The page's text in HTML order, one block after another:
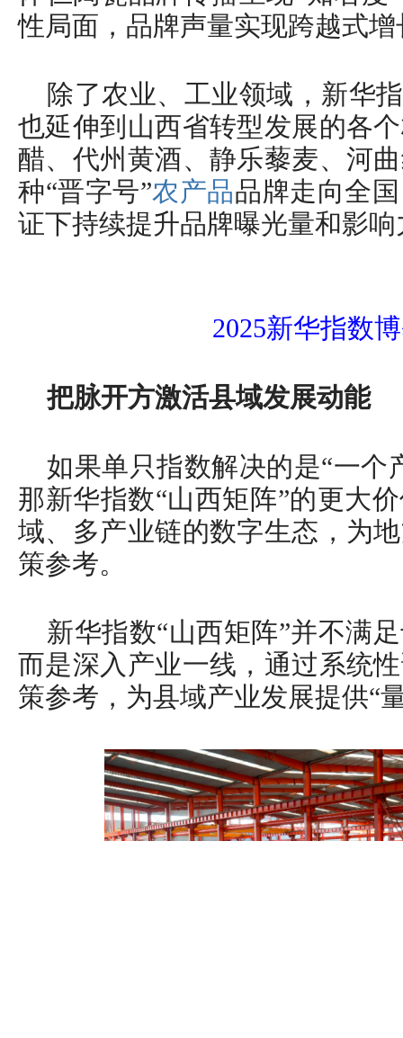
性局面，品牌声量实现跨越式增
除了农业、工业领域，新华
也延伸到山西省转型发展的各
醋、代州黄酒、静乐藜麦、河
种“晋字号”农产品品牌走向全
证下持续提升品牌曝光量和影响
2025新华指数
把脉开方激活县域发展动能
如果单只指数解决的是“一个
那新华指数“山西矩阵”的更大
域、多产业链的数字生态，为
策参考。
新华指数“山西矩阵”并不满
而是深入产业一线，通过系统
策参考，为县域产业发展提供“